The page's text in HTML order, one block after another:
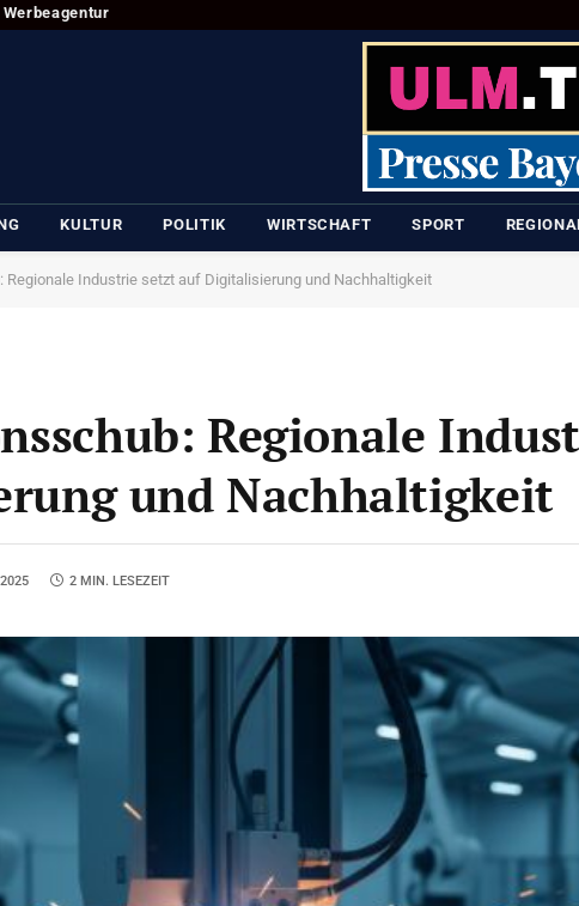
KULTUR POLITIK WIRTSCHAFT SPORT
Regionale Industrie setzt auf Digitalisierung und Nachhaltigkeit
Regionale
und Nachhaltigkeit
2 MIN. LESEZEIT